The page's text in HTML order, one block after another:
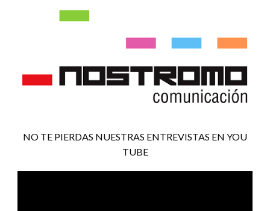
NO TE PIERDAS NUESTRAS ENTREVISTAS EN YOU
TUBE